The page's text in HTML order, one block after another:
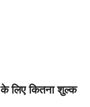
लिए कितना शुल्क